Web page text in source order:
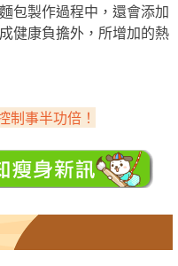
包製作過程中，還會添加
健康負擔外，所增加的熱
制事半功倍！